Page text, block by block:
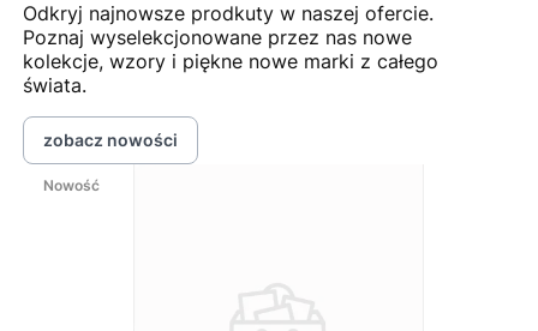
Odkryj najnowsze prodkuty w naszej ofercie.
Poznaj wyselekcjonowane przez nas nowe
kolekcje, wzory i piękne nowe marki z całego
świata.
zobacz nowości
Nowość